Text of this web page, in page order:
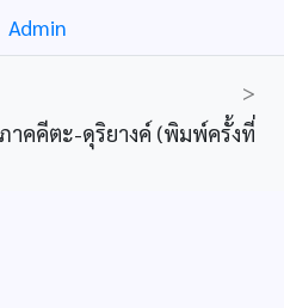
Admin
>
คคีตะ-ดุริยางค์ (พิมพ์ครั้งที่